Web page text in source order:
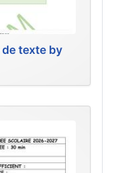
de texte by